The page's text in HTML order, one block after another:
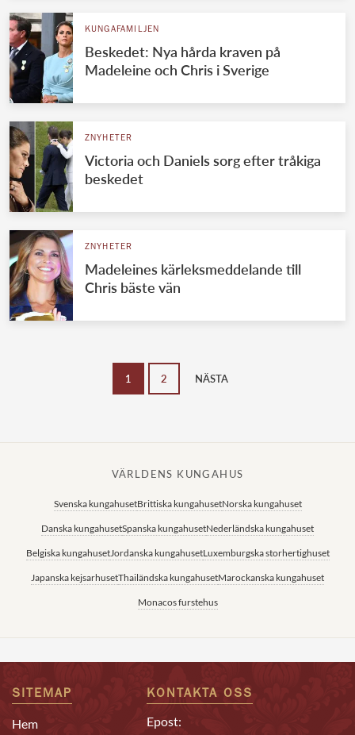
KUNGAFAMILJEN
Beskedet: Nya hårda kraven på
Madeleine och Chris i Sverige
ZNYHETER
Victoria och Daniels sorg efter tråkiga
beskedet
ZNYHETER
Madeleines kärleksmeddelande till
Chris bäste vän
1 2 NÄSTA
VÄRLDENS KUNGAHUS
Svenska kungahusetBrittiska kungahusetNorska kungahuset
Danska kungahusetSpanska kungahusetNederländska kungahuset
Belgiska kungahusetJordanska kungahusetLuxemburgska storhertighuset
Japanska kejsarhusetThailändska kungahusetMarockanska kungahuset
Monacos furstehus
SITEMAP
Hem
KONTAKTA OSS
Epost: